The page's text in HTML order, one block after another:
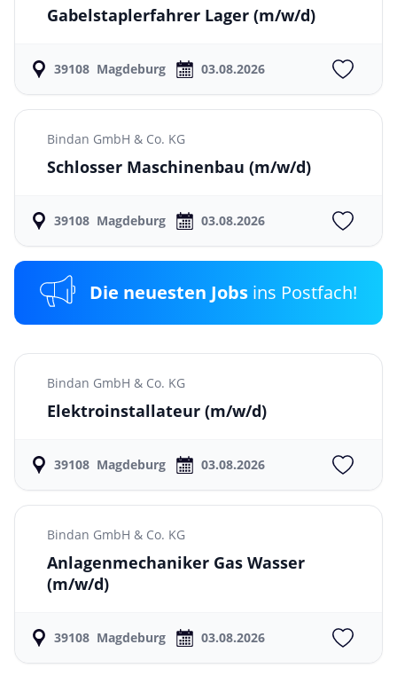
Gabelstaplerfahrer Lager (m/w/d)
39108 Magdeburg 03.08.2026
Bindan GmbH & Co. KG
Schlosser Maschinenbau (m/w/d)
39108 Magdeburg 03.08.2026
Die neuesten Jobs ins Postfach!
Bindan GmbH & Co. KG
Elektroinstallateur (m/w/d)
39108 Magdeburg 03.08.2026
Bindan GmbH & Co. KG
Anlagenmechaniker Gas Wasser
(m/w/d)
39108 Magdeburg 03.08.2026